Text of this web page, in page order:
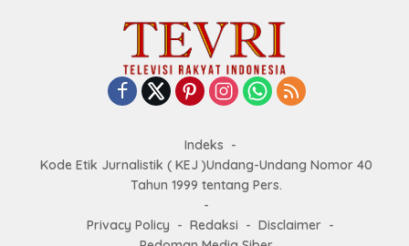
Indeks
Kode Etik Jurnalistik ( KEJ )Undang-Undang Nomor 40
Tahun 1999 tentang Pers.
Privacy Policy Redaksi
Disclaimer